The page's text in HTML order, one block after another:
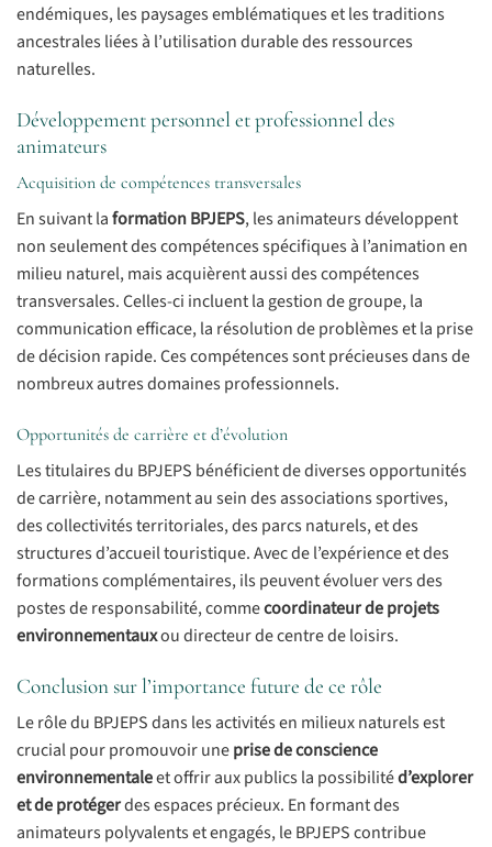
endémiques, les paysages emblématiques et les traditions
ancestrales liées à l’utilisation durable des ressources
naturelles.
Développement personnel et professionnel des
animateurs
Acquisition de compétences transversales
En suivant laformation BPJEPS, les animateurs développent
non seulement des compétences spécifiques à l’animation en
milieu naturel, mais acquièrent aussi des compétences
transversales. Celles-ci incluent la gestion de groupe, la
communication efficace, la résolution de problèmes et la prise
de décision rapide. Ces compétences sont précieuses dans de
nombreux autres domaines professionnels.
Opportunités de carrière et d’évolution
Les titulaires du BPJEPS bénéficient de diverses opportunités
de carrière, notamment au sein des associations sportives,
des collectivités territoriales, des parcs naturels, et des
structures d’accueil touristique. Avec de l’expérience et des
formations complémentaires, ils peuvent évoluer vers des
postes de responsabilité, commecoordinateur de projets
environnementauxou directeur de centre de loisirs.
Conclusion sur l’importance future de ce rôle
Le rôle du BPJEPS dans les activités en milieux naturels est
crucial pour promouvoir uneprise de conscience
environnementaleet offrir aux publics la possibilitéd’explorer
et de protégerdes espaces précieux. En formant des
animateurs polyvalents et engagés, le BPJEPS contribue